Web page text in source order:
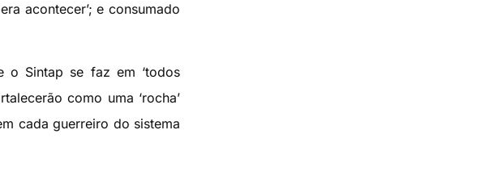
acontecer’; e consumado
o Sintap se faz em ‘todos
como uma ‘rocha’
cada guerreiro do sistema